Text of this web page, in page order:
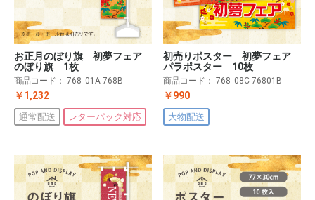
お正月のぼり旗 初夢フェア
のぼり旗 1枚
商品コード： 768_01A-768B
￥1,232
通常配送 レターパック対応
初売りポスター 初夢フェア
パラポスター 10枚
商品コード： 768_08C-76801B
￥990
大物配送